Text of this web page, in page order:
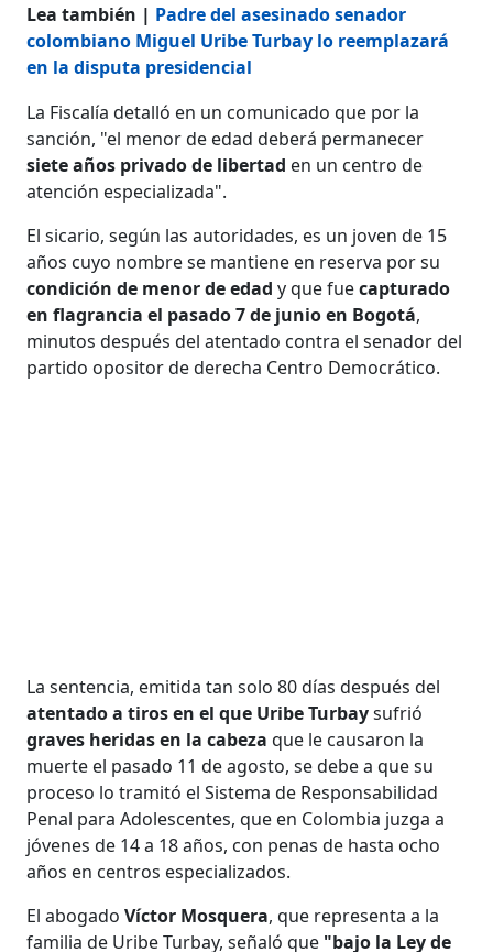
Lea también | Padre del asesinado senador
colombiano Miguel Uribe Turbay lo reemplazará
en la disputa presidencial
La Fiscalía detalló en un comunicado que por la
sanción, "el menor de edad deberá permanecer
siete años privado de libertad en un centro de
atención especializada".
El sicario, según las autoridades, es un joven de 15
años cuyo nombre se mantiene en reserva por su
condición de menor de edad y que fuecapturado
en flagrancia el pasado 7 de junio en Bogotá,
minutos después del atentado contra el senador del
partido opositor de derecha Centro Democrático.
La sentencia, emitida tan solo 80 días después del
atentado a tiros en el que Uribe Turbaysufrió
graves heridas en la cabezaque le causaron la
muerte el pasado 11 de agosto, se debe a que su
proceso lo tramitó el Sistema de Responsabilidad
Penal para Adolescentes, que en Colombia juzga a
jóvenes de 14 a 18 años, con penas de hasta ocho
años en centros especializados.
El abogadoVíctor Mosquera, que representa a la
familia de Uribe Turbay, señaló que "bajo la Ley de